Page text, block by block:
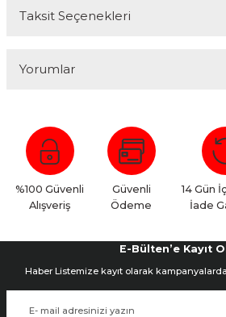
Taksit Seçenekleri
Yorumlar
Bu ürüne ilk yorumu siz
Yorum Yaz
%100 Güvenli
Alışveriş
Güvenli
Ödeme
14 Gün
İade
E-Bülten’e Kayıt
Haber Listemize kayıt olarak